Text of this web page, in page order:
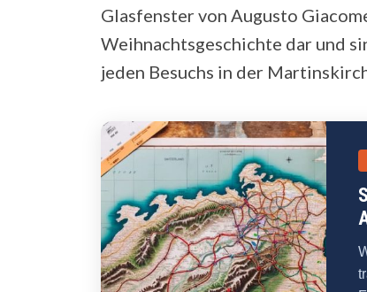
Glasfenster von Augusto
Weihnachtsgeschichte dar und
jeden Besuchs in der